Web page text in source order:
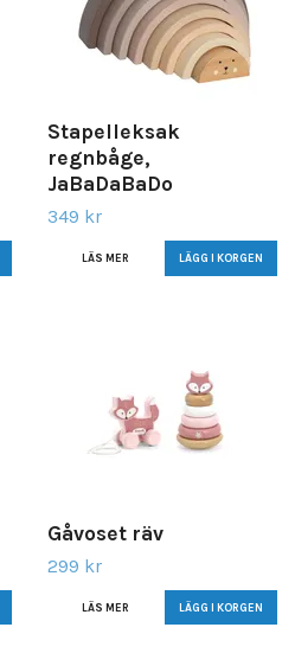
Stapelleksak
regnbåge,
JaBaDaBaDo
349 kr
LÄS MER
Gåvoset räv
299 kr
LÄS MER